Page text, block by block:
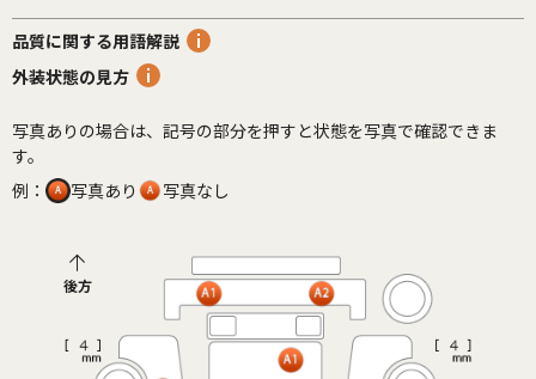
品質に関する用語解説
外装状態の見方
写真ありの場合は、記号の部分を押すと状態を写真で確認できま
す。
例：
写真あり 写真なし
後方